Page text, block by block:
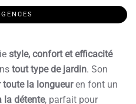
style, confort et efficacité
tout type de jardin. Son
toute la longueuren font un
la détente, parfait pour